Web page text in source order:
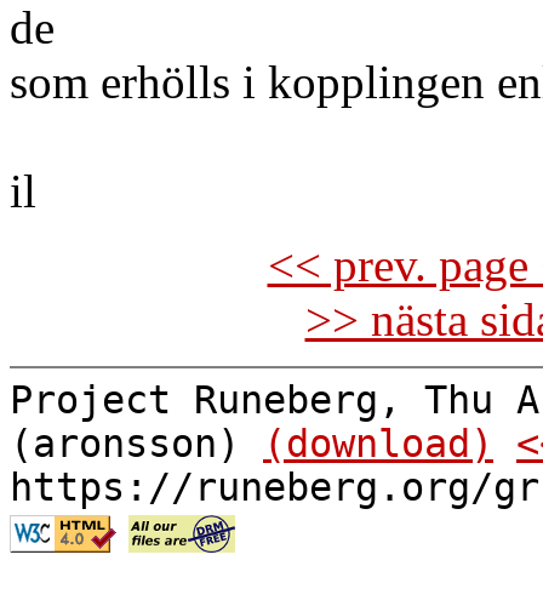
de
som erhölls i kopplingen
il
<< prev.
>> nästa
Project Runeberg, Thu
(aronsson)
(download)
https://runeberg.org/